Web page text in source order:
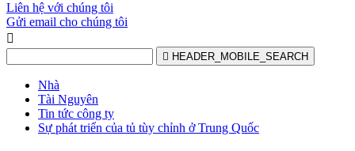
Liên hệ với chúng tôi
Gửi email cho chúng tôi

 HEADER_MOBILE_SEARCH
Nhà
Tài Nguyên
Tin tức công ty
Sự phát triển của tủ tùy chỉnh ở Trung Quốc